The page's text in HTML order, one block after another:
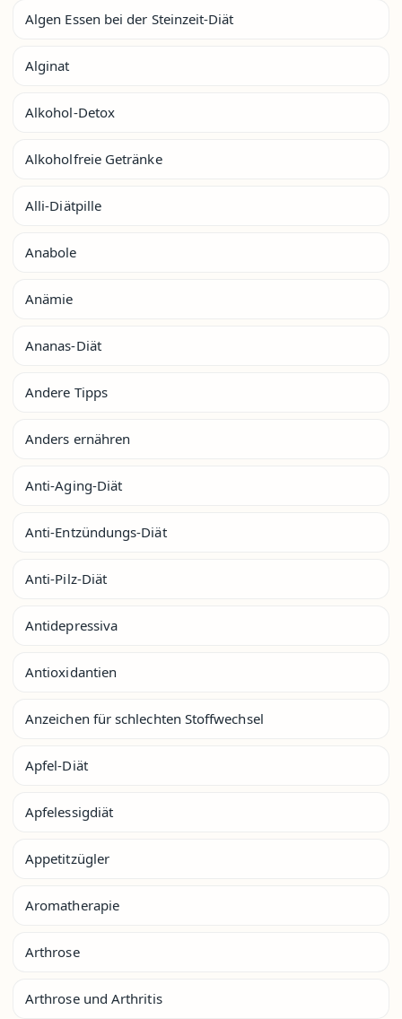
Algen Essen bei der Steinzeit-Diät
Alginat
Alkohol-Detox
Alkoholfreie Getränke
Alli-Diätpille
Anabole
Anämie
Ananas-Diät
Andere Tipps
Anders ernähren
Anti-Aging-Diät
Anti-Entzündungs-Diät
Anti-Pilz-Diät
Antidepressiva
Antioxidantien
Anzeichen für schlechten Stoffwechsel
Apfel-Diät
Apfelessigdiät
Appetitzügler
Aromatherapie
Arthrose
Arthrose und Arthritis